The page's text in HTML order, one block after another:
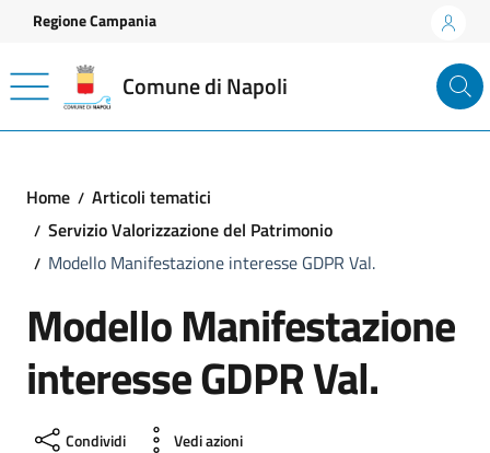
Vai ai contenuti
Vai al footer
Regione Campania
Comune di Napoli
Home
Articoli tematici
Servizio Valorizzazione del Patrimonio
Modello Manifestazione interesse GDPR Val.
Modello Manifestazione
interesse GDPR Val.
Condividi Vedi azioni